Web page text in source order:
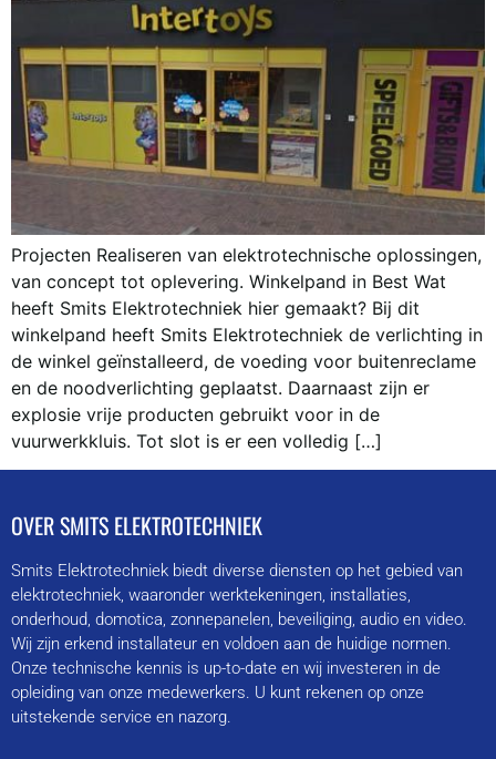
Projecten Realiseren van elektrotechnische oplossingen,
van concept tot oplevering. Winkelpand in Best Wat
heeft Smits Elektrotechniek hier gemaakt? Bij dit
winkelpand heeft Smits Elektrotechniek de verlichting in
de winkel geïnstalleerd, de voeding voor buitenreclame
en de noodverlichting geplaatst. Daarnaast zijn er
explosie vrije producten gebruikt voor in de
vuurwerkkluis. Tot slot is er een volledig […]
OVER SMITS ELEKTROTECHNIEK
Smits Elektrotechniek biedt diverse diensten op het gebied van
elektrotechniek, waaronder werktekeningen, installaties,
onderhoud, domotica, zonnepanelen, beveiliging, audio en video.
Wij zijn erkend installateur en voldoen aan de huidige normen.
Onze technische kennis is up-to-date en wij investeren in de
opleiding van onze medewerkers. U kunt rekenen op onze
uitstekende service en nazorg.